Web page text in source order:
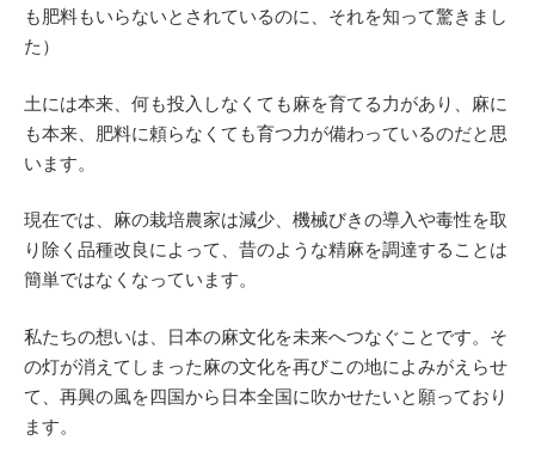
も肥料もいらないとされているのに、それを知って驚きまし
た）
土には本来、何も投入しなくても麻を育てる力があり、麻に
も本来、肥料に頼らなくても育つ力が備わっているのだと思
います。
現在では、麻の栽培農家は減少、機械びきの導入や毒性を取
り除く品種改良によって、昔のような精麻を調達することは
簡単ではなくなっています。
私たちの想いは、日本の麻文化を未来へつなぐことです。そ
の灯が消えてしまった麻の文化を再びこの地によみがえらせ
て、再興の風を四国から日本全国に吹かせたいと願っており
ます。